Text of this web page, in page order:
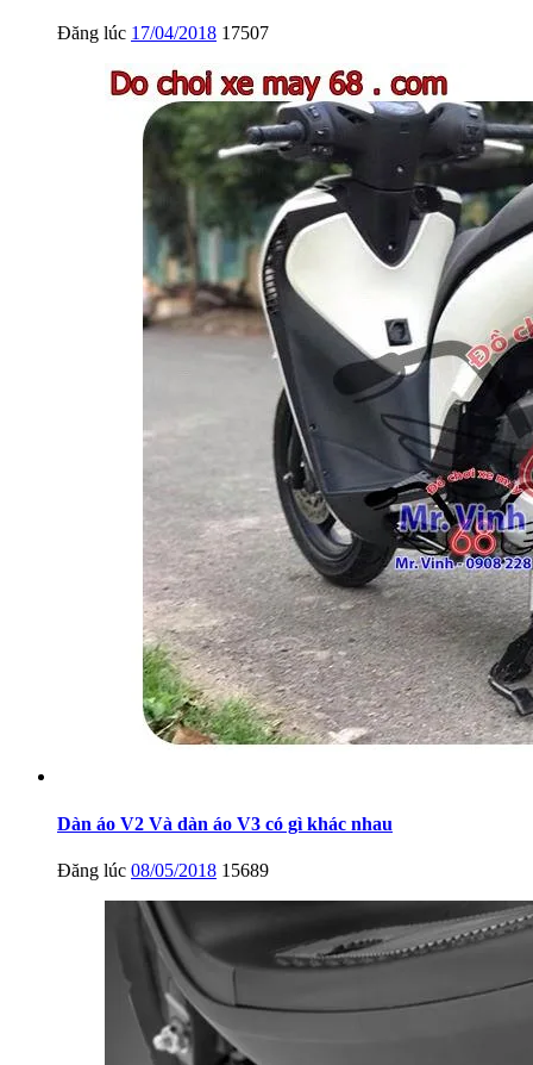
Đăng lúc 17/04/2018 17507
Dàn áo V2 Và dàn áo V3 có gì khác nhau
Đăng lúc 08/05/2018 15689